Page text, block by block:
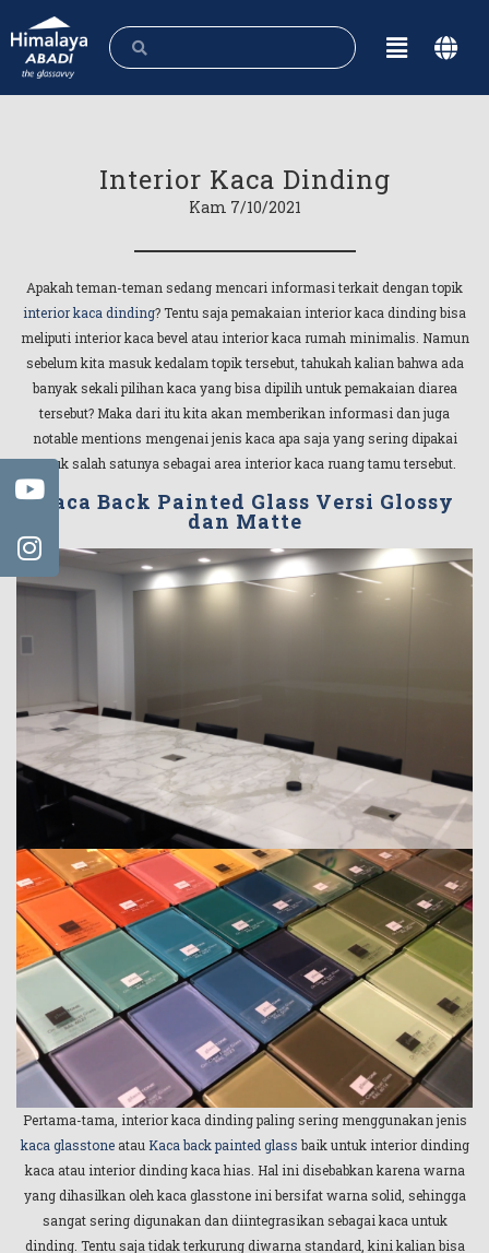
Interior Kaca Dinding
Kam 7/10/2021
Apakah teman-teman sedang mencari informasi terkait dengan topik
interior kaca dinding? Tentu saja pemakaian interior kaca dinding bisa
meliputi interior kaca bevel atau interior kaca rumah minimalis. Namun
sebelum kita masuk kedalam topik tersebut, tahukah kalian bahwa ada
banyak sekali pilihan kaca yang bisa dipilih untuk pemakaian diarea
tersebut? Maka dari itu kita akan memberikan informasi dan juga
notable mentions mengenai jenis kaca apa saja yang sering dipakai
untuk salah satunya sebagai area interior kaca ruang tamu tersebut.
Kaca Back Painted Glass Versi Glossy
dan Matte
Pertama-tama, interior kaca dinding paling sering menggunakan jenis
kaca glasstoneatau Kaca back painted glass baik untuk interior dinding
kaca atau interior dinding kaca hias. Hal ini disebabkan karena warna
yang dihasilkan oleh kaca glasstone ini bersifat warna solid, sehingga
sangat sering digunakan dan diintegrasikan sebagai kaca untuk
dinding. Tentu saja tidak terkurung diwarna standard, kini kalian bisa